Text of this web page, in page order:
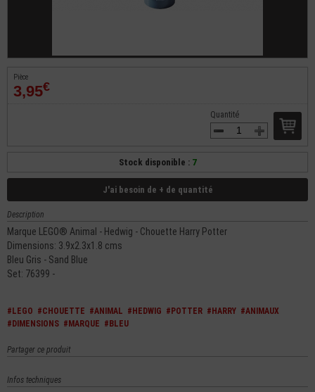
Pièce
3,95€
Quantité
Stock disponible : 7
J'ai besoin de + de quantité
Description
Marque LEGO® Animal - Hedwig - Chouette Harry Potter
Dimensions: 3.9x2.3x1.8 cms
Bleu Gris - Sand Blue
Set: 76399 -
#LEGO #CHOUETTE #ANIMAL #HEDWIG #POTTER #HARRY #ANIMAUX
#DIMENSIONS #MARQUE #BLEU
Partager ce produit
Infos techniques